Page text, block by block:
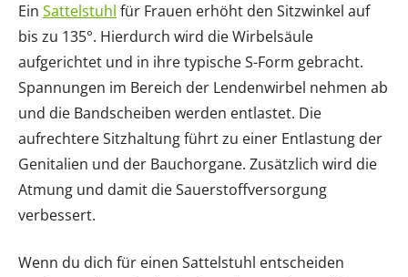
Ein Sattelstuhl für Frauen erhöht den Sitzwinkel auf
bis zu 135°. Hierdurch wird die Wirbelsäule
aufgerichtet und in ihre typische S-Form gebracht.
Spannungen im Bereich der Lendenwirbel nehmen ab
und die Bandscheiben werden entlastet. Die
aufrechtere Sitzhaltung führt zu einer Entlastung der
Genitalien und der Bauchorgane. Zusätzlich wird die
Atmung und damit die Sauerstoffversorgung
verbessert.
Wenn du dich für einen Sattelstuhl entscheiden